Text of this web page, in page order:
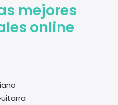
mejores
online